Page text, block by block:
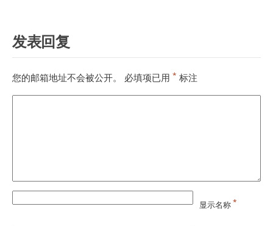
发表回复
您的邮箱地址不会被公开。 必填项已用 * 标注
显示名称*